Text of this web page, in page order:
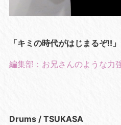
「キミの時代がはじまるぞ!!」
編集部：お兄さんのような力
Drums / TSUKASA